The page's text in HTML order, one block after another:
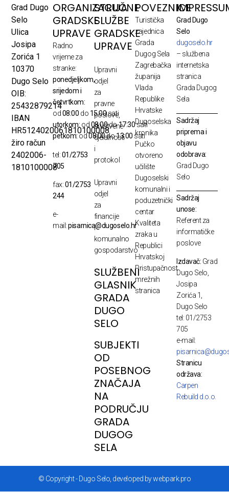
Grad Dugo
Selo
Ulica
Josipa
Zorića 1
10370
Dugo Selo
OIB:
25432879214
IBAN
HR5124020061810100008
žiro račun
2402006-
1810100008
ORGANIZACIJA
GRADSKE
UPRAVE
Radno
vrijeme za
stranke:
ponedjeljkom,
srijedom i
četvrtkom:
od08:00 do 15:00sati
utorkom: od08:00do17:30sati
petkom:od08:00do13:00 sati
tel:01/2753
705
fax:01/2753
244
e-
mail:pisarnica@dugoselo.hr
STRUČNE
SLUŽBE
GRADSKE
UPRAVE
Upravni
odjel
za
pravne
poslove,
društvene
djelatnosti
i
protokol
Upravni
odjel
za
financije
i
komunalno
gospodarstvo
SLUŽBENI
GLASNIK
GRADA
DUGO
SELO
SUBJEKTI
OD
POSEBNOG
ZNAČAJA
NA
PODRUČJU
GRADA
DUGOG
SELA
POVEZNICE
Turistička
zajednica
Grada
Dugog Sela
Zagrebačka
županija
Vlada
Republike
Hrvatske
Dugoselska
kronika
Pučko
otvoreno
učilište
Dugoselski
komunalni i
poduzetnički
centar
Kvaliteta
zraka u
Republici
Hrvatskoj
Pristupačnost
mrežnih
stranica
Grad Dugo
Selo
dugoselo.hr
– službena
internetska
stranica
Grada Dugog
Sela
Sadržaj
priprema i
objavu
odobrava:
Grad Dugo
Selo
Sadržaj
unose:
Referent za
informatičke
poslove
Izdavač: Grad
Dugo Selo,
Josipa
Zorića 1,
Dugo Selo
tel: 01/2753
705
e-mail:
Stranicu
održava:
Carpen
Rebuild d.o.o.
© Copyright - Dugo Selo, developed by webpark.pro